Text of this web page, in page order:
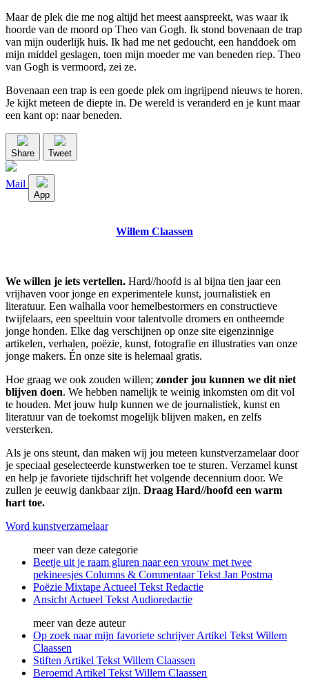
Maar de plek die me nog altijd het meest aanspreekt, was waar ik
hoorde van de moord op Theo van Gogh. Ik stond bovenaan de trap
van mijn ouderlijk huis. Ik had me net gedoucht, een handdoek om
mijn middel geslagen, toen mijn moeder me van beneden riep. Theo
van Gogh is vermoord, zei ze.
Bovenaan een trap is een goede plek om ingrijpend nieuws te horen.
Je kijkt meteen de diepte in. De wereld is veranderd en je kunt maar
een kant op: naar beneden.
Share Tweet
Mail
App
Willem Claassen
We willen je iets vertellen. Hard//hoofd is al bijna tien jaar een
vrijhaven voor jonge en experimentele kunst, journalistiek en
literatuur. Een walhalla voor hemelbestormers en constructieve
twijfelaars, een speeltuin voor talentvolle dromers en ontheemde
jonge honden. Elke dag verschijnen op onze site eigenzinnige
artikelen, verhalen, poëzie, kunst, fotografie en illustraties van onze
jonge makers. Én onze site is helemaal gratis.
Hoe graag we ook zouden willen; zonder jou kunnen we dit niet
blijven doen. We hebben namelijk te weinig inkomsten om dit vol
te houden. Met jouw hulp kunnen we de journalistiek, kunst en
literatuur van de toekomst mogelijk blijven maken, en zelfs
versterken.
Als je ons steunt, dan maken wij jou meteen kunstverzamelaar door
je speciaal geselecteerde kunstwerken toe te sturen. Verzamel kunst
en help je favoriete tijdschrift het volgende decennium door. We
zullen je eeuwig dankbaar zijn. Draag Hard//hoofd een warm
hart toe.
Word kunstverzamelaar
meer van deze categorie
Beetje uit je raam gluren naar een vrouw met twee
pekineesjes Columns & Commentaar Tekst Jan Postma
Poëzie Mixtape Actueel Tekst Redactie
Ansicht Actueel Tekst Audioredactie
meer van deze auteur
Op zoek naar mijn favoriete schrijver Artikel Tekst Willem
Claassen
Stiften Artikel Tekst Willem Claassen
Beroemd Artikel Tekst Willem Claassen